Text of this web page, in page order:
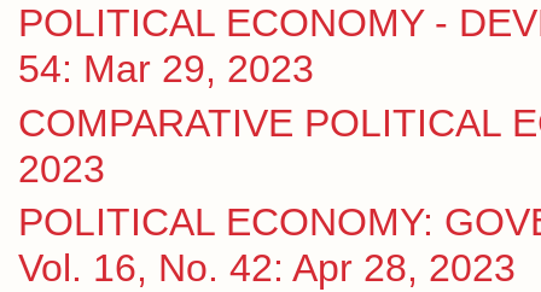
POLITICAL ECONOMY -
54: Mar 29, 2023
COMPARATIVE POLITICAL
2023
POLITICAL ECONOMY:
Vol. 16, No. 42: Apr 28, 2023